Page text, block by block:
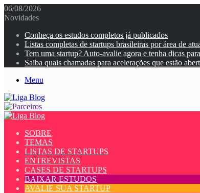
06/08/2026
Novidades
Conheça os estudos completos já publicados
Listas completas de startups brasileiras por área de
Tem uma startup? Auto-avalie agora e tenha dicas
Saiba quais chamadas para acelerações que estão
Menu
SOBRE
TEMAS
LISTAS DE STARTUPS
ENTREVISTAS
CASES DE STARTUPS
BAIXAR ESTUDOS
AVALIE SUA STARTUP